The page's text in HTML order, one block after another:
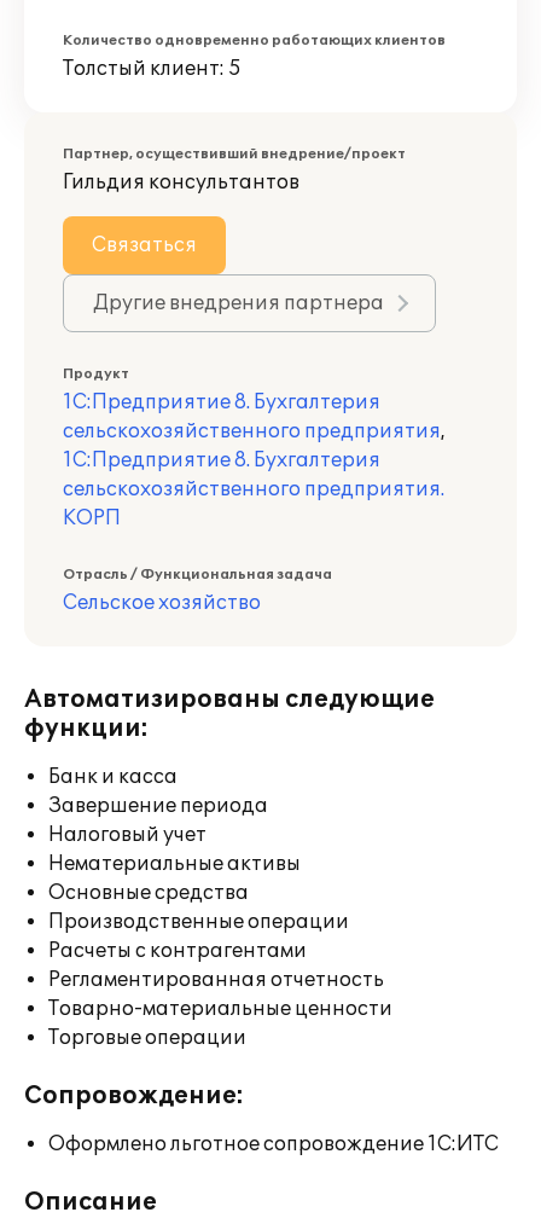
Количество одновременно работающих клиентов
Толстый клиент: 5
Партнер, осуществивший внедрение/проект
Гильдия консультантов
Связаться
Другие внедрения партнера
Продукт
1С:Предприятие 8. Бухгалтерия
сельскохозяйственного предприятия,
1С:Предприятие 8. Бухгалтерия
сельскохозяйственного предприятия.
КОРП
Отрасль / Функциональная задача
Сельское хозяйство
Автоматизированы следующие
функции:
Банк и касса
Завершение периода
Налоговый учет
Нематериальные активы
Основные средства
Производственные операции
Расчеты с контрагентами
Регламентированная отчетность
Товарно-материальные ценности
Торговые операции
Сопровождение:
Оформлено льготное сопровождение 1С:ИТС
Описание